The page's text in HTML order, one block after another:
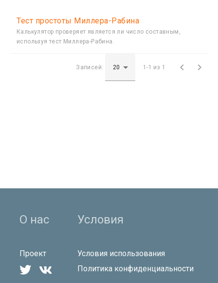
Тест простоты Миллера-Рабина
Калькулятор проверяет является ли число составным,
используя тест Миллера-Рабина.
Записей: 1-1 из 1  
О нас
Проект
 
Условия
Условия использования
Политика конфиденциальности